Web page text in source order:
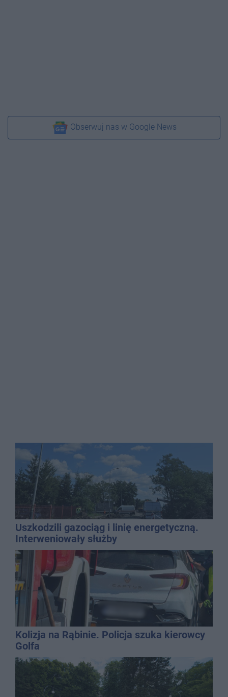
Obserwuj nas w Google News
Uszkodzili gazociąg i linię energetyczną.
Interweniowały służby
Kolizja na Rąbinie. Policja szuka kierowcy
Golfa